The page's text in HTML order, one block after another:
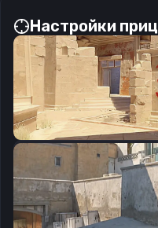
Настройки
CSGO-R9kmb-GUqir-